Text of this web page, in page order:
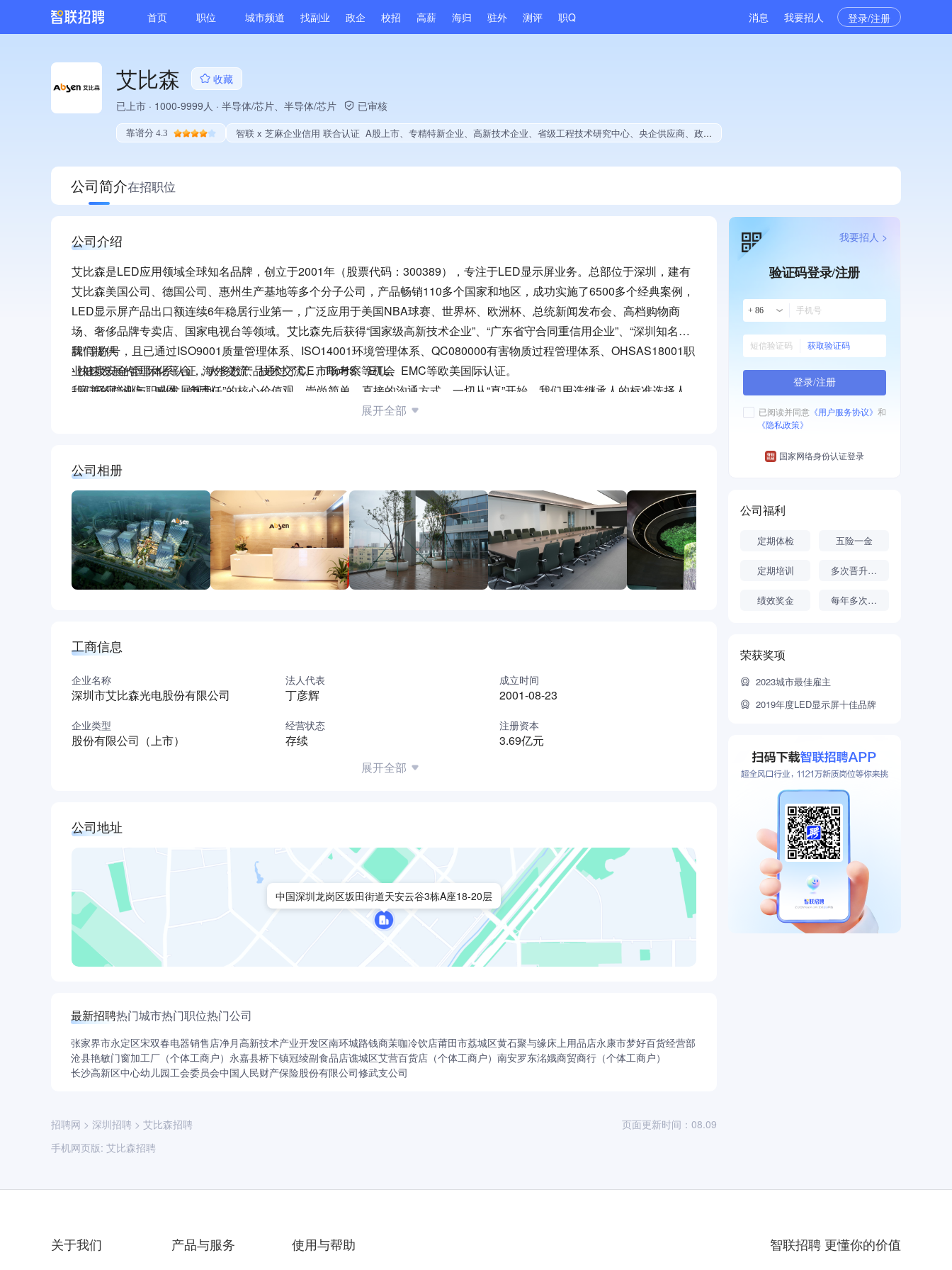
首页 职位 城市频道 找副业 政企 校招 高薪 海归 驻外 测评 职Q 消息 我要招人 登录/注册
艾比森
收藏
已上市 · 1000-9999人 · 半导体/芯片、半导体/芯片 已审核
靠谱分 4.3 智联 x 芝麻企业信用 联合认证 A股上市、专精特新企业、高新技术企业、省级工程技术研究中心、央企供应商、政府供应商、上市企业供应商、战略性新兴领域创新能力、绝对控股8家公司、薪资水平全省同行前5%、旗下品牌同行前5%、海关高级认证、A级纳税人、中小企协信用AAA级、知名品牌供应商、多产业布局、拥有节能环保技术、拥有自主品牌、拥有高价值专利、专利授权量同领域前50、技术布局行业领先、拥有绿色低碳技术、经营年限全国同行前5%、集团核心成员、权威管理体系认证、权威产品认证、创新型中小企业、大学生就业贡献、2025年公开项目中标、拥有绿色资质、拥有工艺创新能力、拥有多项作品、美术作品创作量位于同行前10%、拥有多项著作权、软件研发量位于同行前500
公司简介在招职位
公司介绍
艾比森是LED应用领域全球知名品牌，创立于2001年（股票代码：300389），专注于LED显示屏业务。总部位于深圳，建有
艾比森美国公司、德国公司、惠州生产基地等多个分子公司，产品畅销110多个国家和地区，成功实施了6500多个经典案例，
LED显示屏产品出口额连续6年稳居行业第一，广泛应用于美国NBA球赛、世界杯、欧洲杯、总统新闻发布会、高档购物商
场、奢侈品牌专卖店、国家电视台等领域。艾比森先后获得“国家级高新技术企业”、“广东省守合同重信用企业”、“深圳知名品
牌”等称号，且已通过ISO9001质量管理体系、ISO14001环境管理体系、QC080000有害物质过程管理体系、OHSAS18001职
业健康安全管理体系认证，大多数产品通过了CE、RoHS、ETL、EMC等欧美国际认证。
我们坚守“诚信、感恩、负责任”的核心价值观，崇尚简单、直接的沟通方式，一切从“真”开始。我们用选继承人的标准选择人
我们提供
- 快速发展的国际化平台，海外交流、技术交流、市场考察等机会
- 完善的培训与职业发展规划，
- 深圳户口
艾比森，期待你来绽放光彩！
公司官网：www.absen.cn
展开全部
公司相册
工商信息
企业名称
深圳市艾比森光电股份有限公司
法人代表
丁彦辉
成立时间
2001-08-23
企业类型
股份有限公司（上市）
经营状态
存续
注册资本
3.69亿元
展开全部
公司地址
中国深圳龙岗区坂田街道天安云谷3栋A座18-20层
最新招聘热门城市热门职位热门公司
张家界市永定区宋双春电器销售店净月高新技术产业开发区南环城路钱商茉咖冷饮店莆田市荔城区黄石聚与缘床上用品店永康市梦好百货经营部
沧县艳敏门窗加工厂（个体工商户） 永嘉县桥下镇冠绫副食品店谯城区艾营百货店（个体工商户） 南安罗东洺娥商贸商行（个体工商户）
长沙高新区中心幼儿园工会委员会中国人民财产保险股份有限公司修武支公司
招聘网 > 深圳招聘 > 艾比森招聘
手机网页版: 艾比森招聘
页面更新时间：08.09
验证码登录/注册
+ 86
获取验证码
登录/注册
已阅读并同意 《用户服务协议》 和
《隐私政策》
国家网络身份认证登录
我要招人 >
公司福利
定期体检 五险一金
定期培训 多次晋升机会
绩效奖金 每年多次调薪
荣获奖项
2023城市最佳雇主
2019年度LED显示屏十佳品牌
关于我们 产品与服务 使用与帮助 智联招聘 更懂你的价值